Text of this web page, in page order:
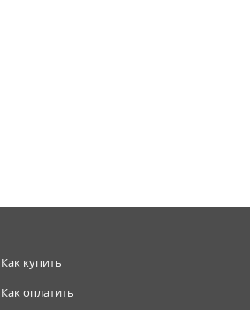
Как купить
Как оплатить